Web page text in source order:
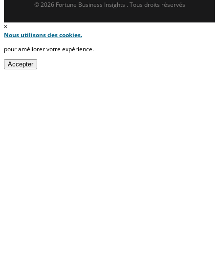
© 2026 Fortune Business Insights . Tous droits réservés
×
Nous utilisons des cookies.
pour améliorer votre expérience.
Accepter